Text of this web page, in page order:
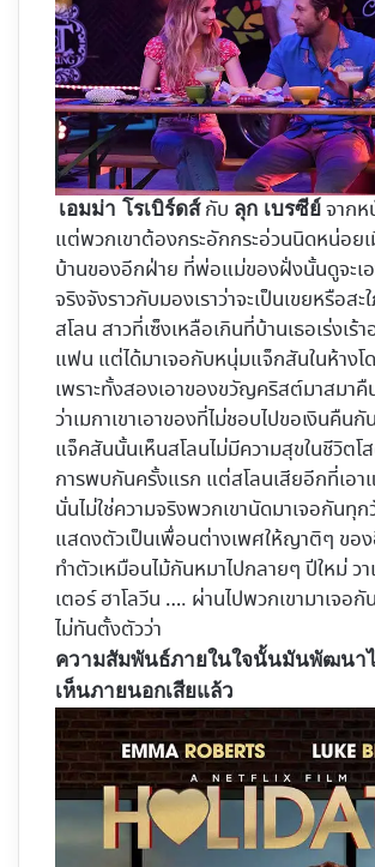
เอมม่า โรเบิร์ดส์กับ ลุก เบรซีย์ จาก
แต่พวกเขาต้องกระอักกระอ่วนนิดหน่อย
บ้านของอีกฝ่าย ที่พ่อแม่ของฝั่งนั้นดูจะเอา
จริงจังราวกับมองเราว่าจะเป็นเขยหรือสะ
สโลน สาวที่เซ็งเหลือเกินที่บ้านเธอเร่งเร้
แฟน แต่ได้มาเจอกับหนุ่มแจ็กสันในห้าง
เพราะทั้งสองเอาของขวัญคริสต์มาสมาคื
ว่าเมกาเขาเอาของที่ไม่ชอบไปขอเงินคืน
แจ็คสันนั้นเห็นสโลนไม่มีความสุขในชีวิตโ
การพบกันครั้งแรก แต่สโลนเสียอีกที่เอา
นั่นไม่ใช่ความจริงพวกเขานัดมาเจอกันทุ
แสดงตัวเป็นเพื่อนต่างเพศให้ญาติๆ ขอ
ทำตัวเหมือนไม้กันหมาไปกลายๆ ปีใหม่ ว
เตอร์ ฮาโลวีน …. ผ่านไปพวกเขามาเจอ
ไม่ทันตั้งตัวว่า
ความสัมพันธ์ภายในใจนั้นมันพัฒนา
เห็นภายนอกเสียแล้ว